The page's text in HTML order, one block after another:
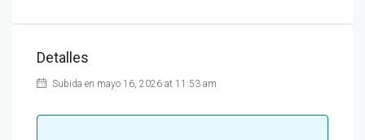
Detalles
Subida en mayo 16, 2026 at 11:53 am